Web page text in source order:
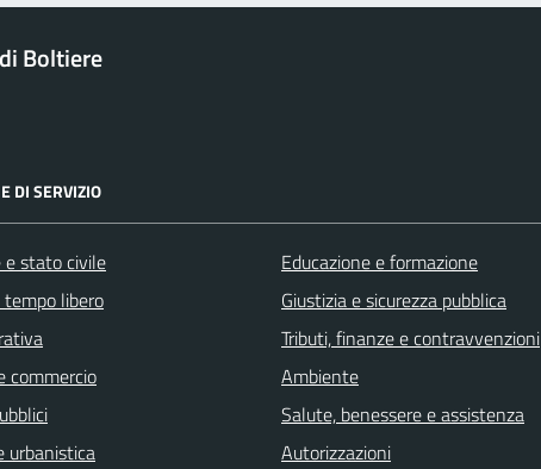
Boltiere
DI SERVIZIO
e stato civile
libero
commercio
urbanistica
Educazione e formazione
Giustizia e sicurezza pubblica
Tributi, finanze e contravvenzioni
Ambiente
Salute, benessere e assistenza
Autorizzazioni